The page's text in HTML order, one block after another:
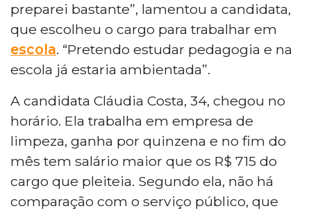
preparei bastante”, lamentou a candidata,
que escolheu o cargo para trabalhar em
escola. “Pretendo estudar pedagogia e na
escola já estaria ambientada”.
A candidata Cláudia Costa, 34, chegou no
horário. Ela trabalha em empresa de
limpeza, ganha por quinzena e no fim do
mês tem salário maior que os R$ 715 do
cargo que pleiteia. Segundo ela, não há
comparação com o serviço público, que